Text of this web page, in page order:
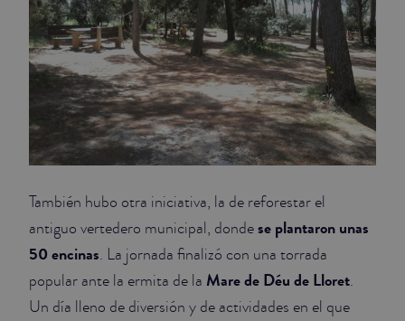
También hubo otra iniciativa, la de reforestar el
antiguo vertedero municipal, dondese plantaron unas
50 encinas. La jornada finalizó con una torrada
popular ante la ermita de la Mare de Déu de Lloret.
Un día lleno de diversión y de actividades en el que